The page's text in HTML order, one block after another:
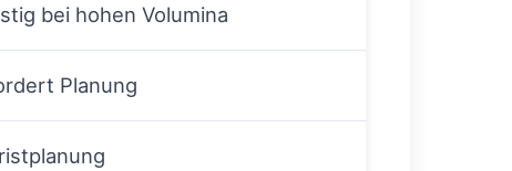
bei hohen Volumina
Planung